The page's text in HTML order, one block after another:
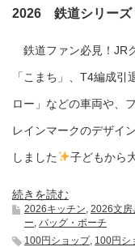
2026 鉄道シリーズ
鉄道ファン必見！JR
「こまち」、T4編成
ロー」などの車両や、
レインマークのデザイ
しました 子どもから
続きを読む
2026キッチン 2026文房
ー バッグ・ポーチ
100円ショップ, 100円シ